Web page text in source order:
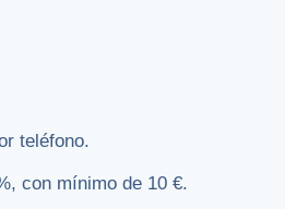
teléfono.
con mínimo de 10 €.